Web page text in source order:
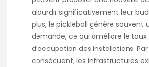
alourdir significativement leur
plus, le pickleball génère souvent
demande, ce qui améliore le taux
d’occupation des installations. Par
conséquent, les infrastructures